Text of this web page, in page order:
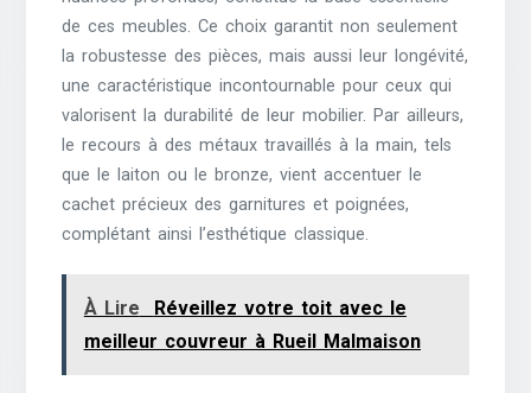
de ces meubles. Ce choix garantit non seulement
la robustesse des pièces, mais aussi leur longévité,
une caractéristique incontournable pour ceux qui
valorisent la durabilité de leur mobilier. Par ailleurs,
le recours à des métaux travaillés à la main, tels
que le laiton ou le bronze, vient accentuer le
cachet précieux des garnitures et poignées,
complétant ainsi l’esthétique classique.
À Lire
Réveillez votre toit avec le
meilleur couvreur à Rueil Malmaison